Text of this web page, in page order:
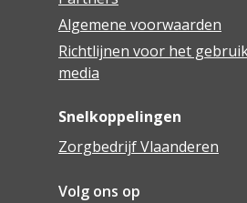
Algemene voorwaarden
Richtlijnen voor het
media
Snelkoppelingen
Zorgbedrijf Vlaanderen
Volg ons op